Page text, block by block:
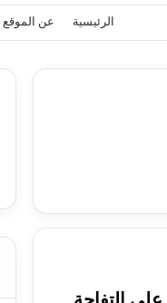
الرئيسية عن الموقع